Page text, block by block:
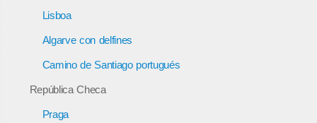
Lisboa
Algarve con delfines
Camino de Santiago portugués
República Checa
Praga